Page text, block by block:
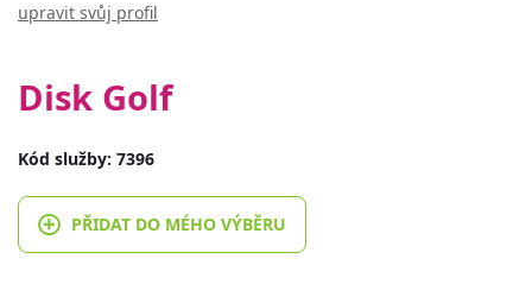
upravit svůj profil
Disk Golf
Kód služby: 7396
PŘIDAT DO MÉHO VÝBĚRU